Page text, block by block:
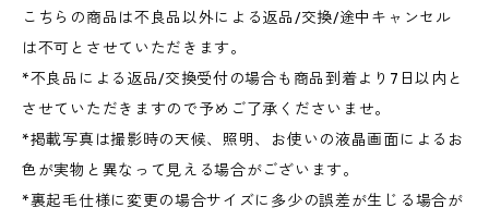
こちらの商品は不良品以外による返品/交換/途中キャンセル
は不可とさせていただきます。
*不良品による返品/交換受付の場合も商品到着より7日以内と
させていただきますので予めご了承くださいませ。
*掲載写真は撮影時の天候、照明、お使いの液晶画面によるお
色が実物と異なって見える場合がございます。
*裏起毛仕様に変更の場合サイズに多少の誤差が生じる場合が